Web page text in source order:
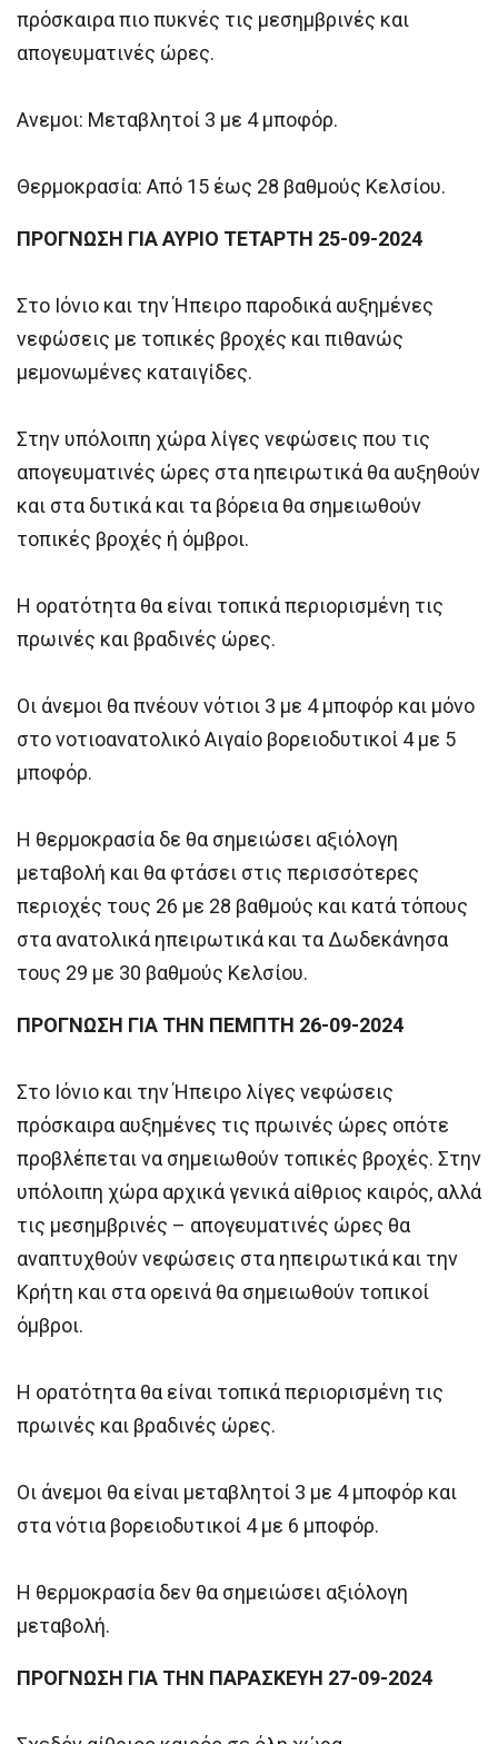
πρόσκαιρα πιο πυκνές τις μεσημβρινές και
απογευματινές ώρες.
Ανεμοι: Μεταβλητοί 3 με 4 μποφόρ.
Θερμοκρασία: Από 15 έως 28 βαθμούς Κελσίου.
ΠΡΟΓΝΩΣΗ ΓΙΑ ΑΥΡΙΟ ΤΕΤΑΡΤΗ 25-09-2024
Στο Ιόνιο και την Ήπειρο παροδικά αυξημένες
νεφώσεις με τοπικές βροχές και πιθανώς
μεμονωμένες καταιγίδες.
Στην υπόλοιπη χώρα λίγες νεφώσεις που τις
απογευματινές ώρες στα ηπειρωτικά θα αυξηθούν
και στα δυτικά και τα βόρεια θα σημειωθούν
τοπικές βροχές ή όμβροι.
Η ορατότητα θα είναι τοπικά περιορισμένη τις
πρωινές και βραδινές ώρες.
Οι άνεμοι θα πνέουν νότιοι 3 με 4 μποφόρ και μόνο
στο νοτιοανατολικό Αιγαίο βορειοδυτικοί 4 με 5
μποφόρ.
Η θερμοκρασία δε θα σημειώσει αξιόλογη
μεταβολή και θα φτάσει στις περισσότερες
περιοχές τους 26 με 28 βαθμούς και κατά τόπους
στα ανατολικά ηπειρωτικά και τα Δωδεκάνησα
τους 29 με 30 βαθμούς Κελσίου.
ΠΡΟΓΝΩΣΗ ΓΙΑ ΤΗΝ ΠΕΜΠΤΗ 26-09-2024
Στο Ιόνιο και την Ήπειρο λίγες νεφώσεις
πρόσκαιρα αυξημένες τις πρωινές ώρες οπότε
προβλέπεται να σημειωθούν τοπικές βροχές. Στην
υπόλοιπη χώρα αρχικά γενικά αίθριος καιρός, αλλά
τις μεσημβρινές – απογευματινές ώρες θα
αναπτυχθούν νεφώσεις στα ηπειρωτικά και την
Κρήτη και στα ορεινά θα σημειωθούν τοπικοί
όμβροι.
Η ορατότητα θα είναι τοπικά περιορισμένη τις
πρωινές και βραδινές ώρες.
Οι άνεμοι θα είναι μεταβλητοί 3 με 4 μποφόρ και
στα νότια βορειοδυτικοί 4 με 6 μποφόρ.
Η θερμοκρασία δεν θα σημειώσει αξιόλογη
μεταβολή.
ΠΡΟΓΝΩΣΗ ΓΙΑ ΤΗΝ ΠΑΡΑΣΚΕΥΗ 27-09-2024